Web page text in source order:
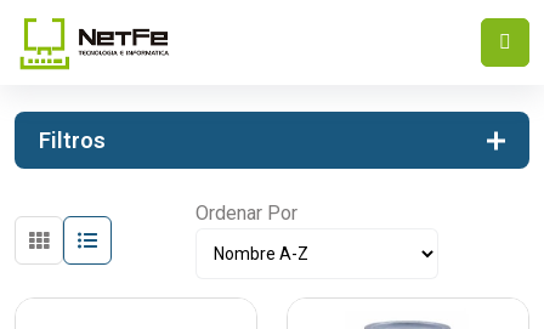
INICIOVARIOS VARIOS
Filtros
Ordenar Por